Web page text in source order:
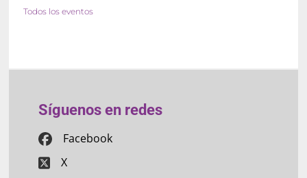
Todos los eventos
Síguenos en redes
Facebook
X